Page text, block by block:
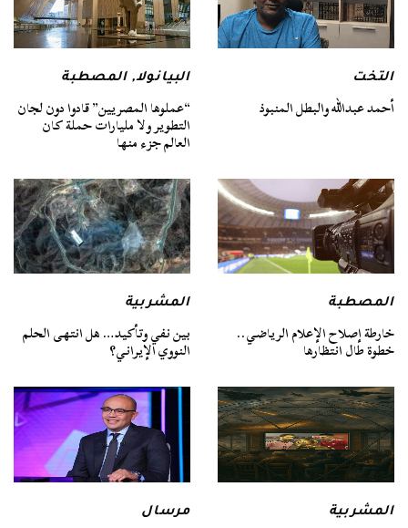
التخت
أحمد عبدالله والبطل المنبوذ
البيانولا,المصطبة
“عملوها المصريين” قادوا دون لجان
التطوير ولا مليارات حملة كان
العالم جزء منها
المصطبة
خارطة إصلاح الإعلام الرياضي..
خطوة طال انتظارها
المشربية
بين نفي وتأكيد… هل انتهى الحلم
النووي الإيراني؟
المشربية مرسال